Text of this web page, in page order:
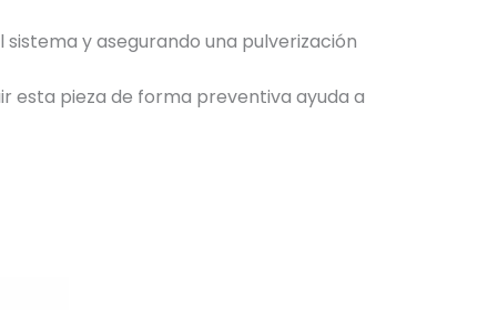
y asegurando una pulverización
esta pieza de forma preventiva ayuda a